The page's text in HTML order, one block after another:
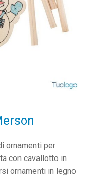
ornamenti per
con cavallotto in
ornamenti in legno